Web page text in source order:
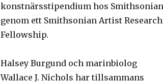
konstnärsstipendium hos
genom ett Smithsonian Artist Research
Fellowship.
Halsey Burgund och marinbiolog
Wallace J. Nichols har tillsammans